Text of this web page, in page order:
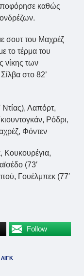
καθώς
σουτ του Μαχρέζ
το τέρμα του
νίκης των
στο 82’
Ντίας), Λαπόρτ,
Ρόδρι,
Φόντεν
Κουκουρέγια,
(73′
Γουέλμπεκ (77′
Follow